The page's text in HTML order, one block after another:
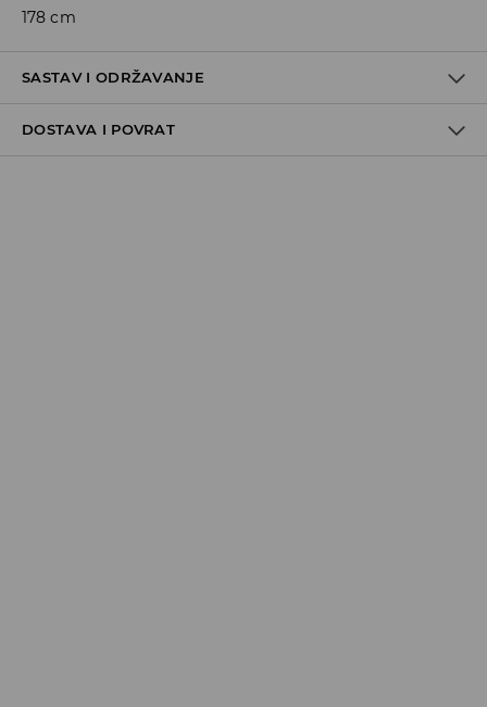
178 cm
SASTAV I ODRŽAVANJE
99% COTTON, 1% ELASTANE
DOSTAVA I POVRAT